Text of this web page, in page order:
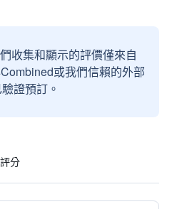
收集和顯示的評價僅來自
或我們信賴的外部
證預訂。
分